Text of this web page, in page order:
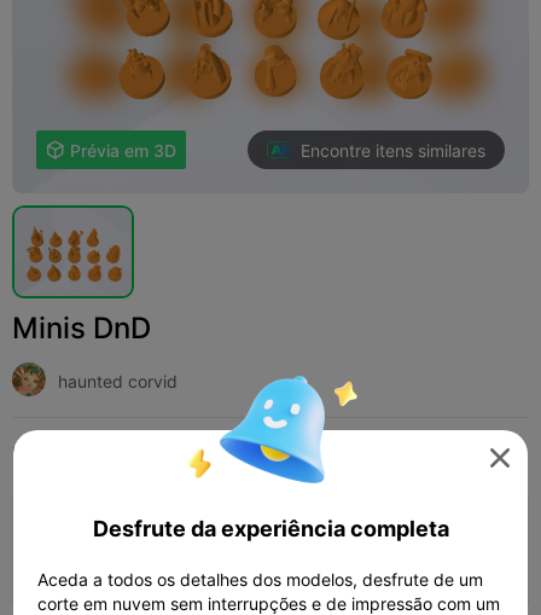
 Prévia em 3D Encontre itens similares
Minis DnD
haunted corvid
Print Settings Adicionar Miniaturas 
 Adicionar configuração de impressão

Desfrute da experiência completa
Aceda a todos os detalhes dos modelos, desfrute de um
corte em nuvem sem interrupções e de impressão com um